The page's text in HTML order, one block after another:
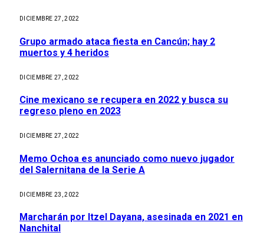
DICIEMBRE 27, 2022
Grupo armado ataca fiesta en Cancún; hay 2
muertos y 4 heridos
DICIEMBRE 27, 2022
Cine mexicano se recupera en 2022 y busca su
regreso pleno en 2023
DICIEMBRE 27, 2022
Memo Ochoa es anunciado como nuevo jugador
del Salernitana de la Serie A
DICIEMBRE 23, 2022
Marcharán por Itzel Dayana, asesinada en 2021 en
Nanchital